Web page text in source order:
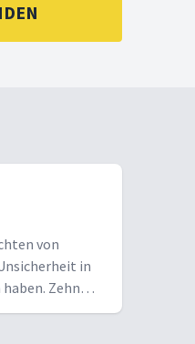
von
in
Zehn
der Suche